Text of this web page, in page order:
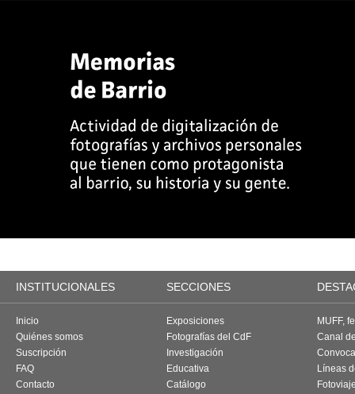
INSTITUCIONALES SECCIONES
Inicio
Quiénes somos
Suscripción
FAQ
Contacto
Exposiciones
Fotografías del CdF
Investigación
Educativa
Catálogo
MUFF,
Canal
Líneas